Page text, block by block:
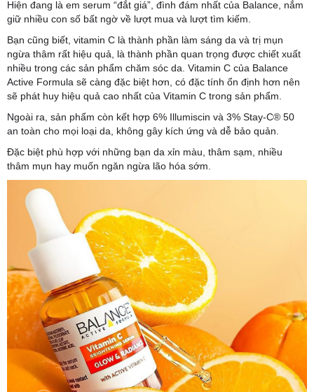
Hiện đang là em serum “đắt giá”, đình đám nhất của Balance, nắm
giữ nhiều con số bất ngờ về lượt mua và lượt tìm kiếm.
Bạn cũng biết, vitamin C là thành phần làm sáng da và trị mụn
ngừa thâm rất hiệu quả, là thành phần quan trọng được chiết xuất
nhiều trong các sản phẩm chăm sóc da. Vitamin C của Balance
Active Formula sẽ càng đặc biệt hơn, có đặc tính ổn định hơn nên
sẽ phát huy hiệu quả cao nhất của Vitamin C trong sản phẩm.
Ngoài ra, sản phẩm còn kết hợp 6% Illumiscin và 3% Stay-C® 50
an toàn cho mọi loại da, không gây kích ứng và dễ bảo quản.
Đặc biệt phù hợp với những bạn da xỉn màu, thâm sạm, nhiều
thâm mụn hay muốn ngăn ngừa lão hóa sớm.